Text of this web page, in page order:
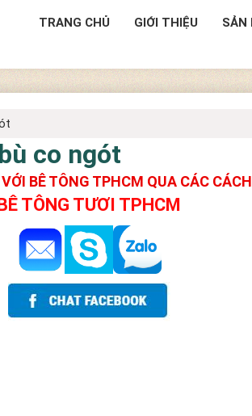
TRANG CHỦ GIỚI THIỆU SẢN
co ngót
BÊ TÔNG TPHCM QUA CÁC
TÔNG TƯƠI TPHCM